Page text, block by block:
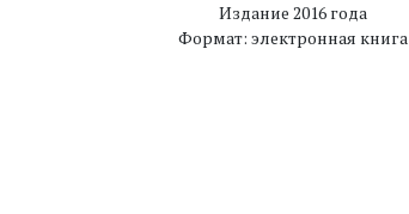
Издание 2016 года
Формат: электронная книга